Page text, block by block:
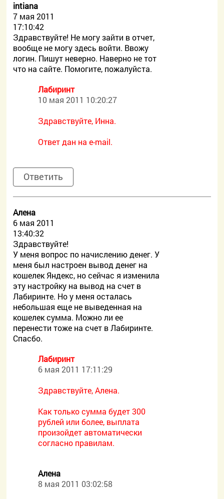
intiana
7 мая 2011
17:10:42
Здравствуйте! Не могу зайти в отчет,
вообще не могу здесь войти. Ввожу
логин. Пишут неверно. Наверно не тот
что на сайте. Помогите, пожалуйста.
Лабиринт
10 мая 2011 10:20:27
Здравствуйте, Инна.
Ответ дан на e-mail.
Ответить
Алена
6 мая 2011
13:40:32
Здравствуйте!
У меня вопрос по начислению денег. У
меня был настроен вывод денег на
кошелек Яндекс, но сейчас я изменила
эту настройку на вывод на счет в
Лабиринте. Но у меня осталась
небольшая еще не выведенная на
кошелек сумма. Можно ли ее
перенести тоже на счет в Лабиринте.
Спасбо.
Лабиринт
6 мая 2011 17:11:29
Здравствуйте, Алена.
Как только сумма будет 300
рублей или более, выплата
произойдет автоматически
согласно правилам.
Алена
8 мая 2011 03:02:58